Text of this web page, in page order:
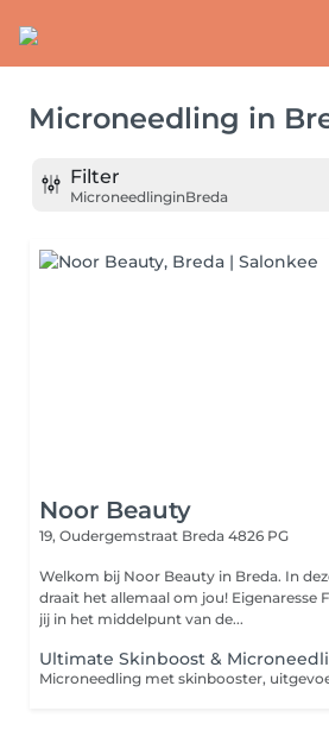
Microneedling in
Filter
MicroneedlinginBreda
Noor Beauty
19, Oudergemstraat Breda 4826 PG
Welkom bij Noor Beauty in Breda. In
draait het allemaal om jou! Eigenaresse
jij in het middelpunt van de...
Ultimate Skinboost &